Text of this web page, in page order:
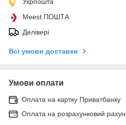
Meest ПОШТА
Делівері
Всі умови доставки
Умови оплати
Оплата на картку Приватбанку
Оплата на розрахунковий